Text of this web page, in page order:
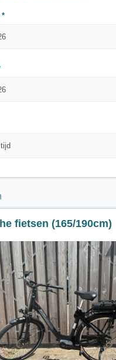
*
fietsen (165/190cm)
Frame 53 voor